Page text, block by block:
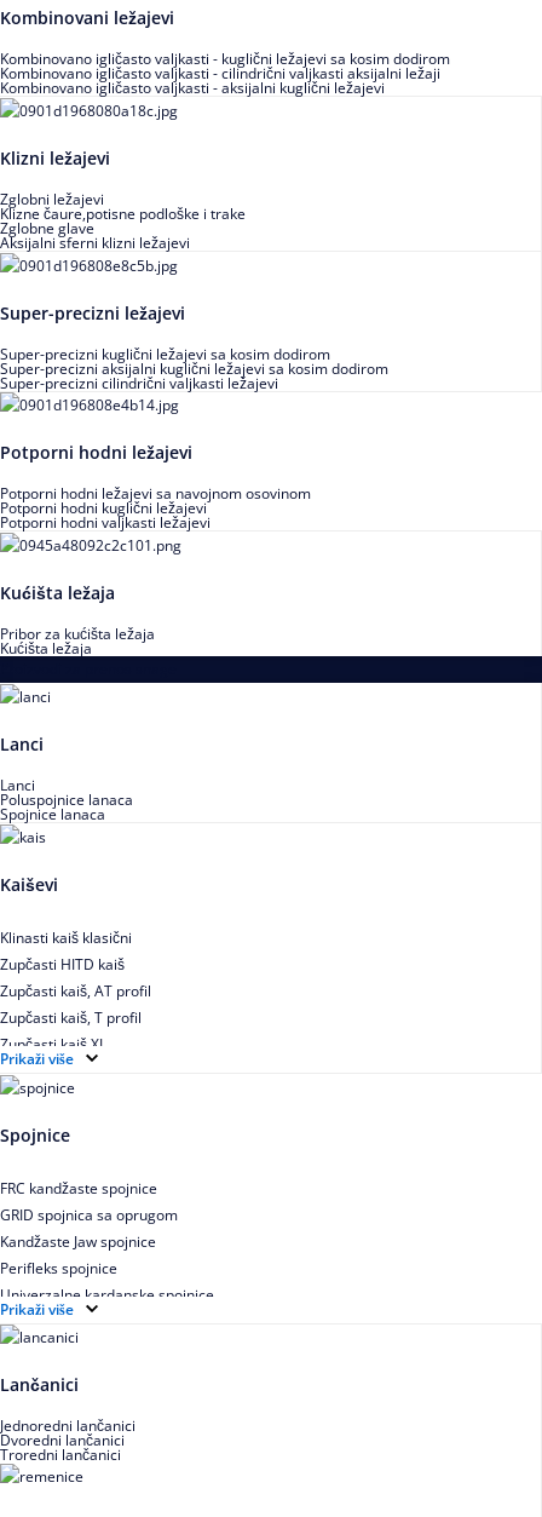
Kombinovani ležajevi
Kombinovano igličasto valjkasti - kuglični ležajevi sa kosim dodirom
Kombinovano igličasto valjkasti - cilindrični valjkasti aksijalni ležaji
Kombinovano igličasto valjkasti - aksijalni kuglični ležajevi
Klizni ležajevi
Zglobni ležajevi
Klizne čaure,potisne podloške i trake
Zglobne glave
Aksijalni sferni klizni ležajevi
Super-precizni ležajevi
Super-precizni kuglični ležajevi sa kosim dodirom
Super-precizni aksijalni kuglični ležajevi sa kosim dodirom
Super-precizni cilindrični valjkasti ležajevi
Potporni hodni ležajevi
Potporni hodni ležajevi sa navojnom osovinom
Potporni hodni kuglični ležajevi
Potporni hodni valjkasti ležajevi
Kućišta ležaja
Pribor za kućišta ležaja
Kućišta ležaja
Lanci
Lanci
Poluspojnice lanaca
Spojnice lanaca
Kaiševi
Klinasti kaiš klasični
Zupčasti HITD kaiš
Zupčasti kaiš, AT profil
Zupčasti kaiš, T profil
Zupčasti kaiš XL
Zupčasti STD kaiš
Uskoprofilno klinasto remenje
Uskoprofilno klinasto remenje spojeno
Uskoprofilno klinasto remenje XP extra power
Višekanalno remenje PJ,PK
Prikaži više
Spojnice
FRC kandžaste spojnice
GRID spojnica sa oprugom
Kandžaste Jaw spojnice
Perifleks spojnice
Univerzalne kardanske spojnice
Zupčaste spojnice
Prikaži više
Lančanici
Jednoredni lančanici
Dvoredni lančanici
Troredni lančanici